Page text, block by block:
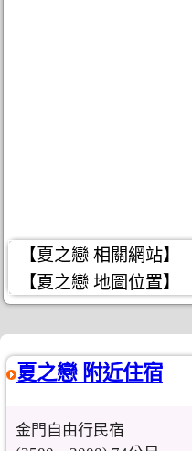
【夏之戀 相關網站】
【夏之戀 地圖位置】
夏之戀 附近住宿
金門自由行民宿